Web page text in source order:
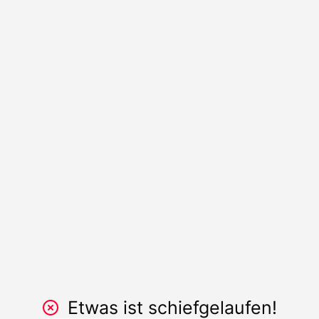
Etwas ist schiefgelaufen!